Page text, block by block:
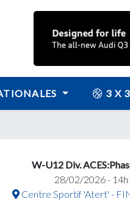
3 X 3
W-U12 Div.
28/02/2026 -
Centre Sportif 'Atert' -